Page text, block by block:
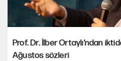
Prof. Dr. İlber Ortaylı’ndan
Ağustos sözleri